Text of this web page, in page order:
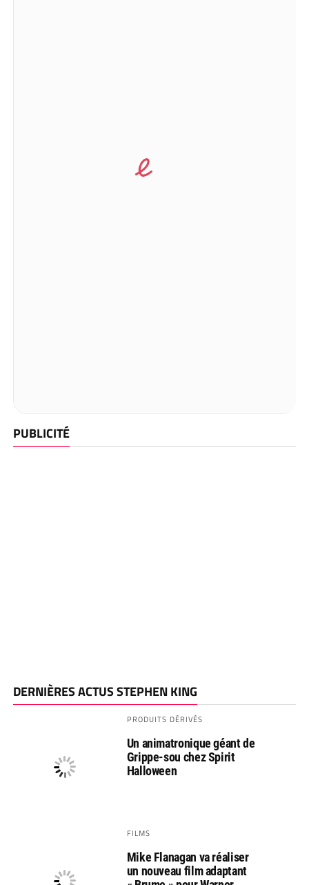
PUBLICITÉ
DERNIÈRES ACTUS STEPHEN KING
PRODUITS DÉRIVÉS
Un animatronique géant de
Grippe-sou chez Spirit
Halloween
FILMS
Mike Flanagan va réaliser
un nouveau film adaptant